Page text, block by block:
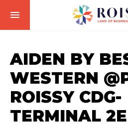
AIDEN BY
WESTERN
ROISSY CDG-
TERMINAL 2E